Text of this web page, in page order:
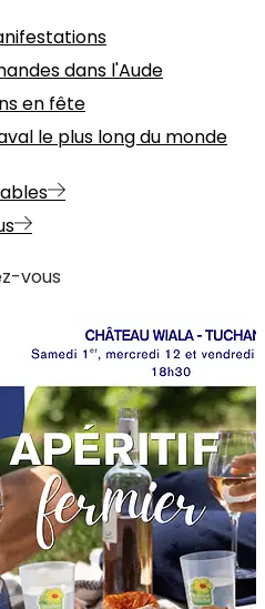
dans l'Aude
en fête
le plus long du monde
vous